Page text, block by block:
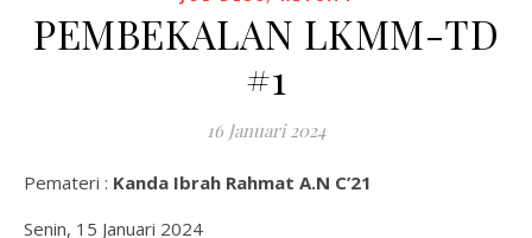
PEMBEKALAN LKMM-TD
#1
16 Januari 2024
Pemateri : Kanda Ibrah Rahmat A.N C’21
Senin, 15 Januari 2024